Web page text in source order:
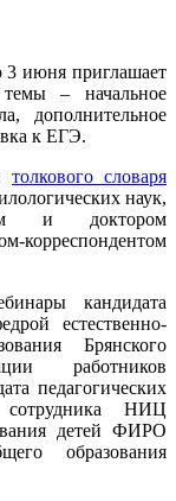
3 июня приглашает
– начальное
дополнительное
к ЕГЭ.
толкового словаря
наук,
и доктором
корреспондентом
кандидата
естественно-
Брянского
работников
педагогических
сотрудника НИЦ
детей ФИРО
образования